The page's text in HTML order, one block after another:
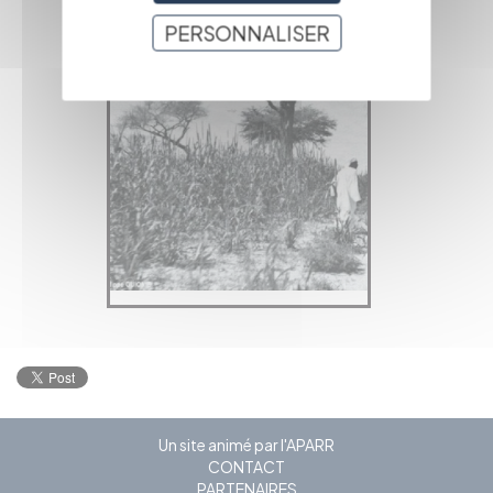
PRÉCÉDENTE
Un site animé par l'APARR
CONTACT
PARTENAIRES
PERSONNALISER